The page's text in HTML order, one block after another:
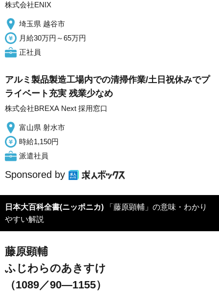
株式会社ENIX
埼玉県 越谷市
月給30万円～65万円
正社員
アルミ製品製造工場内での清掃作業/土日祝休みでプ
ライベート充実 残業少なめ
株式会社BREXA Next 採用窓口
富山県 射水市
時給1,150円
派遣社員
Sponsored by
日本大百科全書(ニッポニカ)
やすい解説
藤原顕輔
ふじわらのあきすけ
（1089／90―1155）